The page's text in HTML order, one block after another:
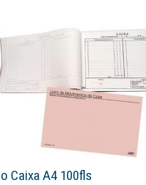
Caixa A4 100fls